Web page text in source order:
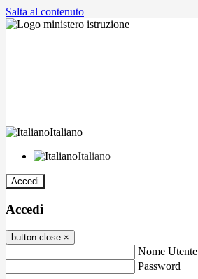
Salta al contenuto
Italiano
Italiano
Accedi
Accedi
button close ×
Nome Utente
Password